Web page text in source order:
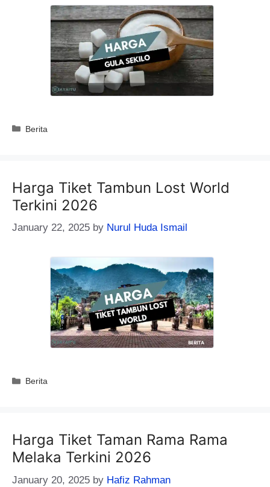
Categories
Berita
Harga Tiket Tambun Lost World
Terkini 2026
January 22, 2025 by Nurul Huda Ismail
Categories
Berita
Harga Tiket Taman Rama Rama
Melaka Terkini 2026
January 20, 2025 by Hafiz Rahman